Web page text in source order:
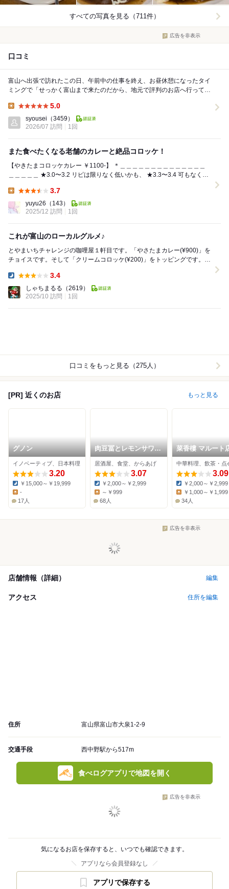
すべての写真を見る（711件）
広告を非表示
口コミ
富山へ出張で訪れたこの日、午前中の仕事を終え、お昼休憩になったタイ
ミングで「せっかく富山まで来たのだから、地元で評判のお店へ行ってみ
5.0
syousei （3459）
2026/07 訪問
1回
また食べたくなる老舗のカレーと絶品コロッケ！
【やきたまコロッケカレー ￥1100-】 ⁡＊＿＿＿＿＿＿＿＿＿＿＿＿＿＿
3.7
yuyu26 （143）
2025/12 訪問
1回
これが富山のローカルグルメ♪
とやまいちチャレンジの咖哩屋１軒目です。「やさたまカレー(¥900)」を
チョイスです。そして「クリームコロッケ(¥200)」をトッピングです。日
3.4
しゃちまるる （2619）
2025/10 訪問
1回
口コミをもっと見る（275人）
[PR] 近くのお店 もっと見る
グノン
イノベーティブ、日本料理
3.20
Dinner:
￥15,000～￥19,999
Lunch:
-
17人
肉豆冨とレモンサワー
大衆食堂 安べゑ 富山
駅前店
居酒屋、食堂、からあげ
3.07
Dinner:
￥2,000～￥2,999
Lunch:
～￥999
68人
菜香樓 マルート
中華料理、飲茶・点
3.09
Dinner:
￥2,000～￥2,999
Lunch:
￥1,000～￥1,999
34人
広告を非表示
店舗情報（詳細） 編集
アクセス 住所を編集
住所 富山県富山市大泉1-2-9
交通手段 西中野駅から517m
食べログアプリで地図を開く
広告を非表示
気になるお店を保存すると、いつでも確認できます。
アプリなら会員登録なし
アプリで保存する